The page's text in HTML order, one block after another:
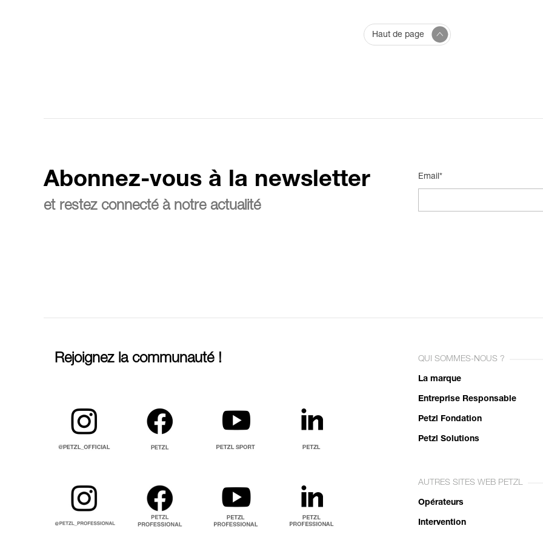
Haut de page
Abonnez-vous à la newsletter
et restez connecté à notre actualité
Email*
Rejoignez la communauté ! QUI SOMMES-NOUS ?
La marque
Entreprise Responsable
Petzl Fondation
Petzl Solutions
AUTRES SITES WEB PETZL
Opérateurs
Intervention